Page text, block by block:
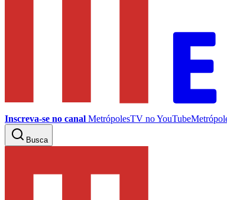
Inscreva-se no canal MetrópolesTV noYouTube
Busca